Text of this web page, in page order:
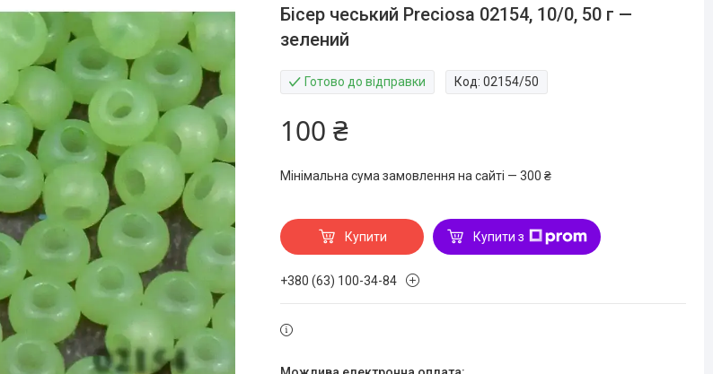
Бісер чеський Preciosa 02154, 10/0, 50 г —
зелений
Готово до відправки Код:02154/50
100 ₴
Мінімальна сума замовлення на сайті — 300 ₴
Купити Купити з
+380 (63) 100-34-84